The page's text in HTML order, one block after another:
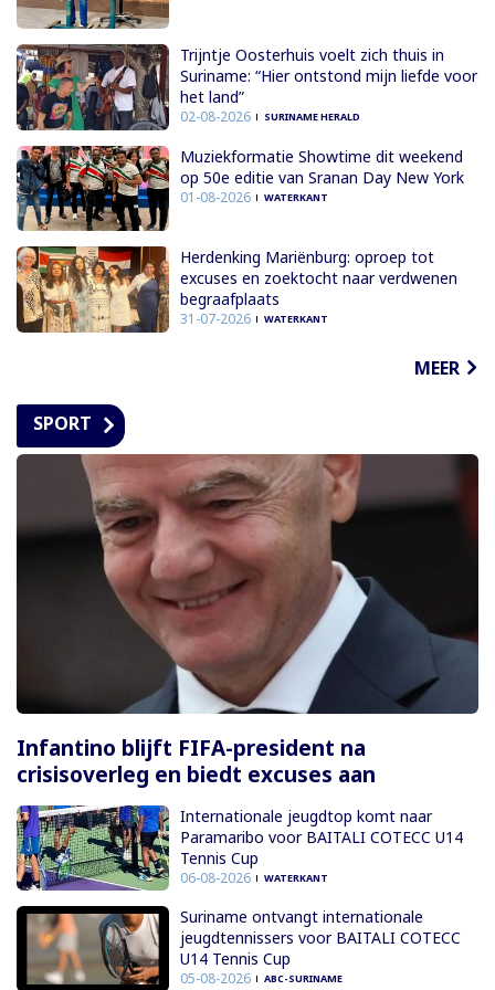
Trijntje Oosterhuis voelt zich thuis in
Suriname: “Hier ontstond mijn liefde voor
het land”
02-08-2026 SURINAME HERALD
Muziekformatie Showtime dit weekend
op 50e editie van Sranan Day New York
01-08-2026 WATERKANT
Herdenking Mariënburg: oproep tot
excuses en zoektocht naar verdwenen
begraafplaats
31-07-2026 WATERKANT
MEER
SPORT
Infantino blijft FIFA-president na
crisisoverleg en biedt excuses aan
Internationale jeugdtop komt naar
Paramaribo voor BAITALI COTECC U14
Tennis Cup
06-08-2026 WATERKANT
Suriname ontvangt internationale
jeugdtennissers voor BAITALI COTECC
U14 Tennis Cup
05-08-2026 ABC-SURINAME